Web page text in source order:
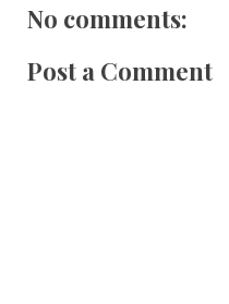
No comments:
Post a Comment